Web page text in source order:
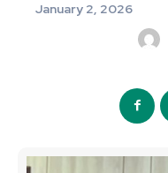
January 2, 2026